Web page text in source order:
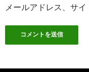
メールアドレス、サイ